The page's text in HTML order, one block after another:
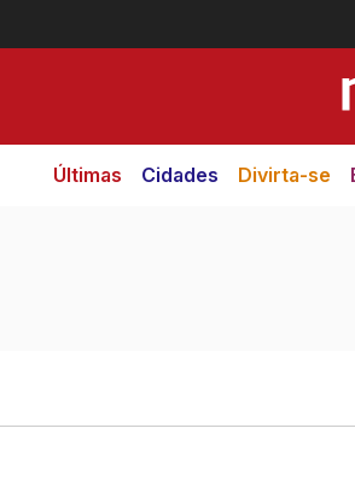
Últimas Cidades Divirta-se